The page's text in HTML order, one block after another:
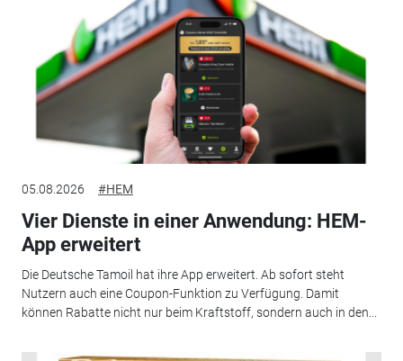
05.08.2026 #HEM
Vier Dienste in einer Anwendung: HEM-
App erweitert
Die Deutsche Tamoil hat ihre App erweitert. Ab sofort steht
Nutzern auch eine Coupon-Funktion zu Verfügung. Damit
können Rabatte nicht nur beim Kraftstoff, sondern auch in den...